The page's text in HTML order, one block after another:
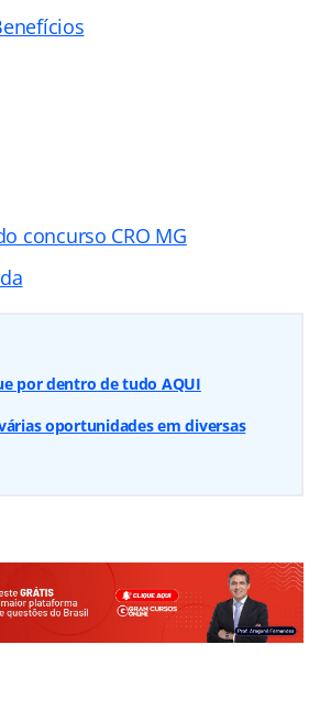
concurso CRO MG
por dentro de tudo AQUI
oportunidades em diversas